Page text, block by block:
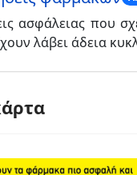
ασφάλειας που
λάβει άδεια